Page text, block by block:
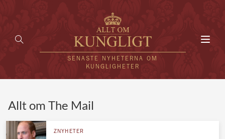
SENASTE NYHETERNA OM
KUNGLIGHETER
Allt om The Mail
ZNYHETER